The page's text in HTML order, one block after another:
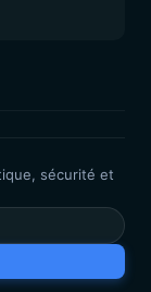
sécurité et